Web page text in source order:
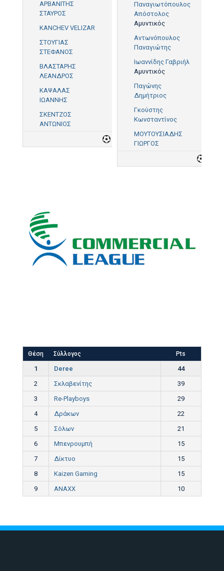
ΑΡΒΑΝΙΤΗΣ
ΣΤΑΥΡΟΣ
KANCHEV VELIZAR
ΣΤΟΥΓΙΑΣ
ΣΤΕΦΑΝΟΣ
ΒΛΑΣΤΑΡΗΣ
ΛΕΑΝΔΡΟΣ
ΚΑΨΑΛΑΣ
ΙΩΑΝΝΗΣ
ΣΚΕΝΤΖΟΣ
ΑΝΤΩΝΙΟΣ
Παναγιωτόπουλος
Απόστολος
Αμυντικός
Αντωνόπουλος
Παναγιώτης
Ιωαννίδης Γαβριήλ
Αμυντικός
Παγώνης
Δημήτριος
Γκούστης
Κωνσταντίνος
ΜΟΥΤΟΥΣΙΑΔΗΣ
ΓΙΩΡΓΟΣ
Θέση Σύλλογος Pts
1 Deree
44
2
Σκλαβενίτης
39
3
Re-Playboys
29
4
Δράκων
22
5
Σόλων
21
6
Μπενρουμπή
15
7
Δίκτυο
15
8
Kaizen Gaming
15
9
ANAXX 10